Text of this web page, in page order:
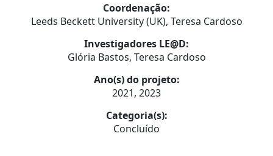
Coordenação:
Leeds Beckett University (UK), Teresa Cardoso
Investigadores LE@D:
Glória Bastos, Teresa Cardoso
Ano(s) do projeto:
2021, 2023
Categoria(s):
Concluído